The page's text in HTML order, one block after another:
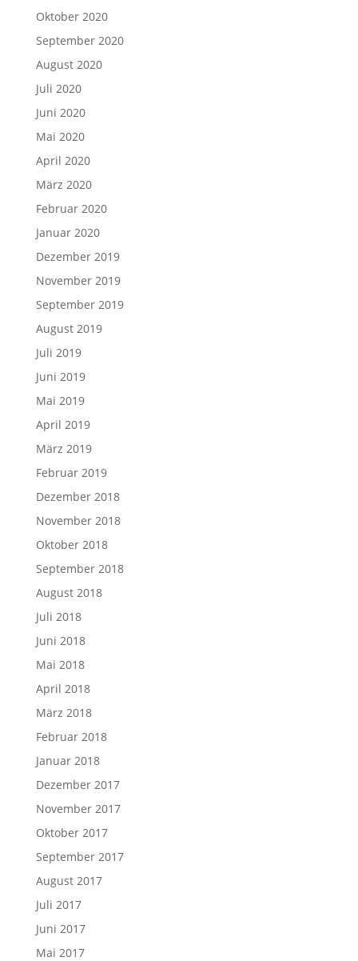
Oktober 2020
September 2020
August 2020
Juli 2020
Juni 2020
Mai 2020
April 2020
März 2020
Februar 2020
Januar 2020
Dezember 2019
November 2019
September 2019
August 2019
Juli 2019
Juni 2019
Mai 2019
April 2019
März 2019
Februar 2019
Dezember 2018
November 2018
Oktober 2018
September 2018
August 2018
Juli 2018
Juni 2018
Mai 2018
April 2018
März 2018
Februar 2018
Januar 2018
Dezember 2017
November 2017
Oktober 2017
September 2017
August 2017
Juli 2017
Juni 2017
Mai 2017